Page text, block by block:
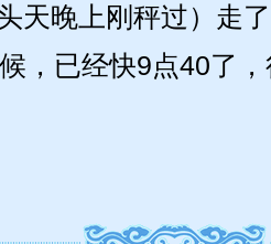
天晚上刚秤过）走
，已经快9点40了